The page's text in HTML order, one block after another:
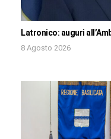
Latronico: auguri
8 Agosto 2026